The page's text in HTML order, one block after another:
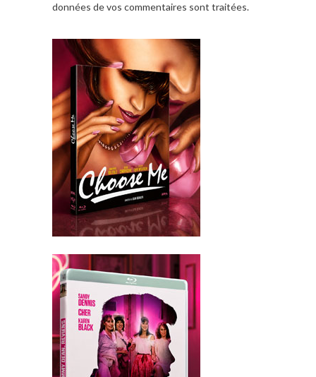
données de vos commentaires sont traitées.